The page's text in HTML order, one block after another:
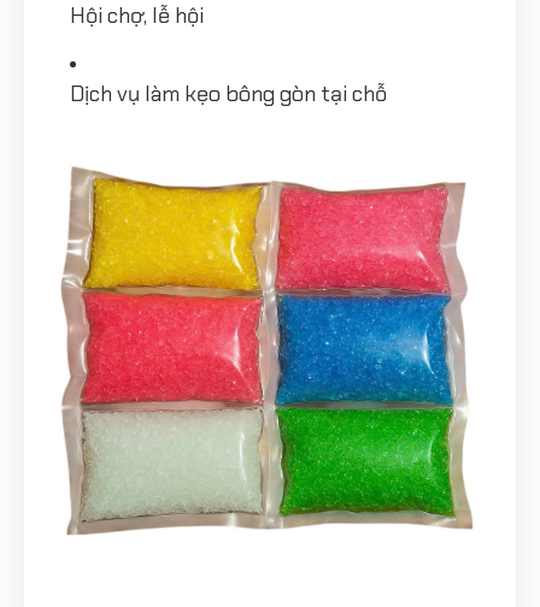
Hội chợ, lễ hội
Dịch vụ làm kẹo bông gòn tại chỗ